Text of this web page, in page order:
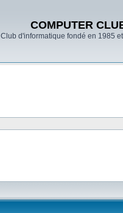
COMPUTER
Club d'informatique fondé en 1985